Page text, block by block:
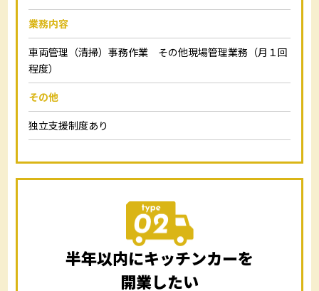
業務内容
車両管理（清掃）事務作業 その他現場管理業務（月１回
程度）
その他
独立支援制度あり
半年以内にキッチンカーを
開業したい